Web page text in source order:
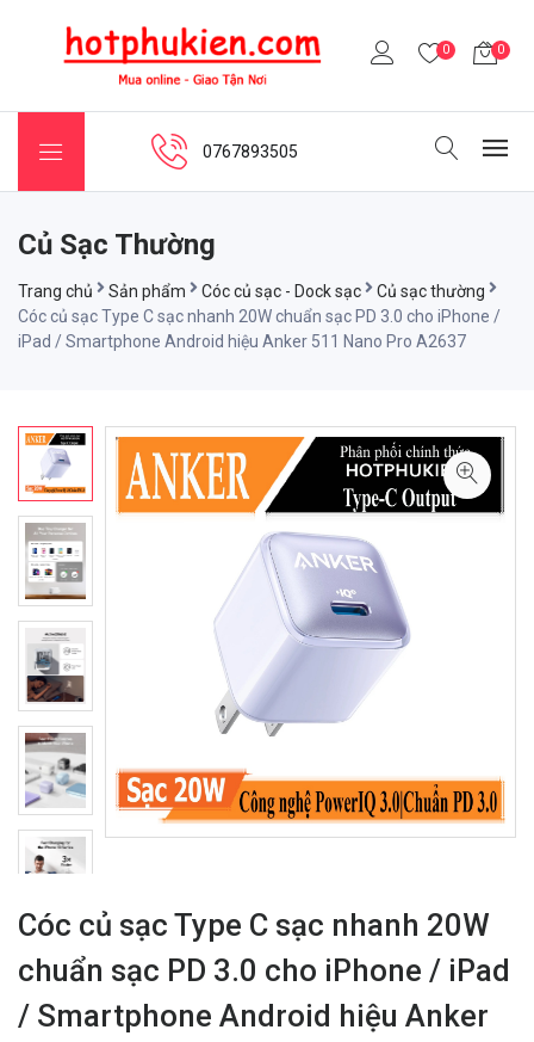
0 0
0767893505
Củ Sạc Thường
Trang chủ Sản phẩm Cóc củ sạc - Dock sạc
Củ sạc thường
Cóc củ sạc Type C sạc nhanh 20W chuẩn sạc PD 3.0 cho iPhone /
iPad / Smartphone Android hiệu Anker 511 Nano Pro A2637
Cóc củ sạc Type C sạc nhanh 20W
chuẩn sạc PD 3.0 cho iPhone / iPad
/ Smartphone Android hiệu Anker